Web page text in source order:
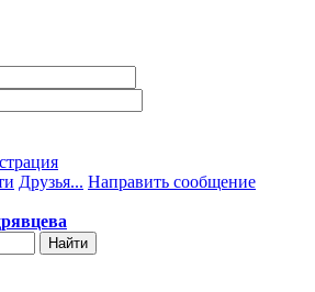
Друзья... Направить сообщение
Найти